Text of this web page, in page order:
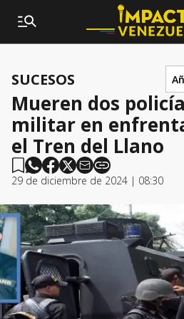
SUCESOS
Mueren dos
militar en
el Tren del Llano
29 de diciembre de 2024 | 08:30